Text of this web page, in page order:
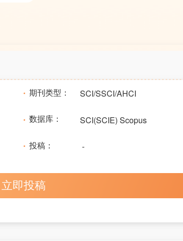
期刊类型： SCI/SSCI/AHCI
数据库： SCI(SCIE) Scopus
投稿： -
立即投稿